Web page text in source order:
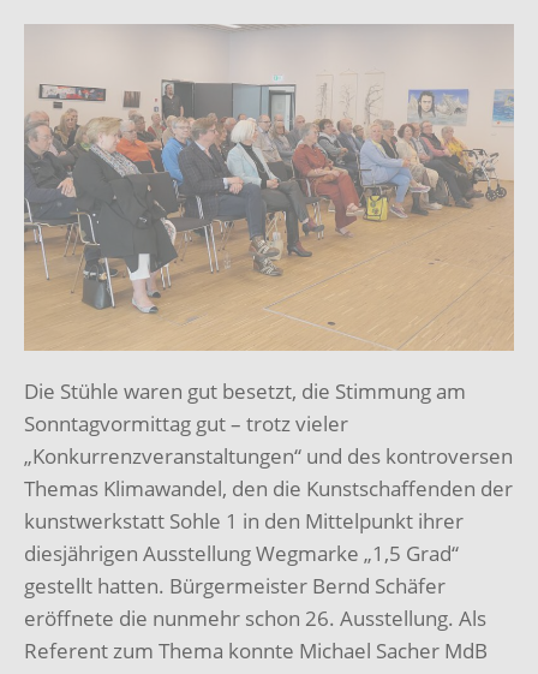
Die Stühle waren gut besetzt, die Stimmung am
Sonntagvormittag gut – trotz vieler
„Konkurrenzveranstaltungen“ und des kontroversen
Themas Klimawandel, den die Kunstschaffenden der
kunstwerkstatt Sohle 1 in den Mittelpunkt ihrer
diesjährigen Ausstellung Wegmarke „1,5 Grad“
gestellt hatten. Bürgermeister Bernd Schäfer
eröffnete die nunmehr schon 26. Ausstellung. Als
Referent zum Thema konnte Michael Sacher MdB